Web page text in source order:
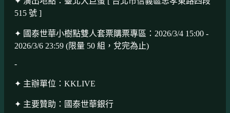
515 號 ]
✦ 國泰世華小樹點雙人套票購票專區：2026/3/4 15:00 -
2026/3/6 23:59 (限量 50 組，兌完為止)
-
✦ 主辦單位：KKLIVE
✦ 主要贊助：國泰世華銀行